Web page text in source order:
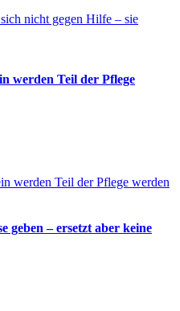
werden Teil der Pflege
geben – ersetzt aber keine